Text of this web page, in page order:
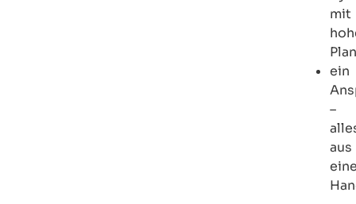
mit
ein
–
aus